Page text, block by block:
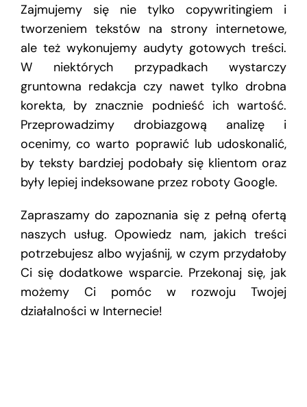
Zajmujemy się nie tylko copywritingiem i
tworzeniem tekstów na strony internetowe,
ale też wykonujemy audyty gotowych treści.
W niektórych przypadkach wystarczy
gruntowna redakcja czy nawet tylko drobna
korekta, by znacznie podnieść ich wartość.
Przeprowadzimy drobiazgową analizę i
ocenimy, co warto poprawić lub udoskonalić,
by teksty bardziej podobały się klientom oraz
były lepiej indeksowane przez roboty Google.
Zapraszamy do zapoznania się z pełną ofertą
naszych usług. Opowiedz nam, jakich treści
potrzebujesz albo wyjaśnij, w czym przydałoby
Ci się dodatkowe wsparcie. Przekonaj się, jak
możemy Ci pomóc w rozwoju Twojej
działalności w Internecie!